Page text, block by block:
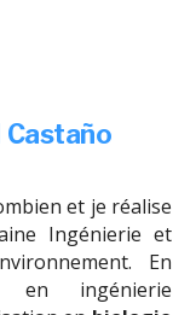
Castaño
et je réalise
Ingénierie et
En
en ingénierie